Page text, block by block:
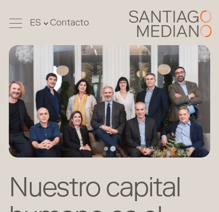
Contacto
Nuestro capital